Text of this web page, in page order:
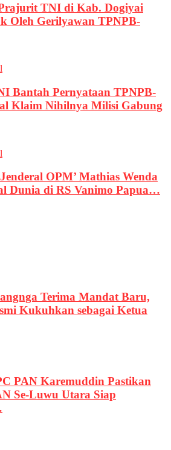
TNI di Kab. Dogiyai
Oleh Gerilyawan TPNPB-
Bantah Pernyataan TPNPB-
Klaim Nihilnya Milisi Gabung
OPM’ Mathias Wenda
Dunia di RS Vanimo Papua…
Terima Mandat Baru,
Kukuhkan sebagai Ketua
PAN Karemuddin Pastikan
Se-Luwu Utara Siap